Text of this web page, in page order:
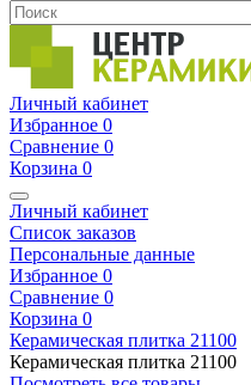
Личный кабинет
Избранное 0
Сравнение 0
Корзина 0
Личный кабинет
Список заказов
Персональные данные
Избранное 0
Сравнение 0
Корзина 0
Керамическая плитка 21100
Керамическая плитка 21100